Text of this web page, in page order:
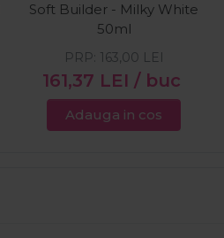
Soft Builder - Milky White
50ml
161,37 LEI / buc
PRP: 163,00 LEI
Adauga in cos